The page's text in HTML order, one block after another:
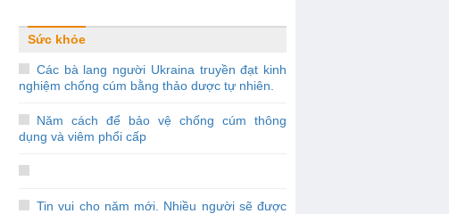
Sức khỏe
Các bà lang người Ukraina truyền đạt kinh
nghiệm chống cúm bằng thảo dược tự nhiên.
Năm cách để bảo vệ chống cúm thông
dụng và viêm phổi cấp
Tin vui cho năm mới. Nhiều người sẽ được